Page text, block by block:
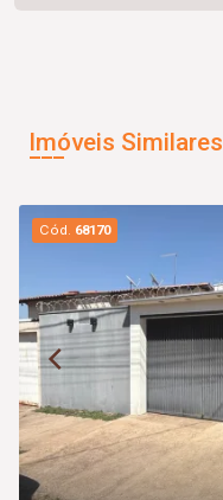
Imóveis Similares
Cód. 68170